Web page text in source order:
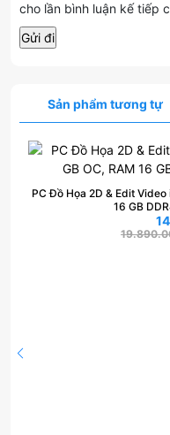
cho lần bình luận kế tiếp
Sản phẩm tương tự
PC Đồ Họa 2D & Edit
16 GB